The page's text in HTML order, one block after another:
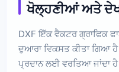
ਖੋਲ੍ਹਣੀਆਂ ਅਤੇ
DXF ਇੱਕ ਵੈਕਟਰ ਗ੍ਰਾਫਿਕ
ਦੁਆਰਾ ਵਿਕਸਤ ਕੀਤਾ ਗਿਆ
ਪ੍ਰਦਾਨ ਲਈ ਵਰਤਿਆ ਜਾਂਦਾ